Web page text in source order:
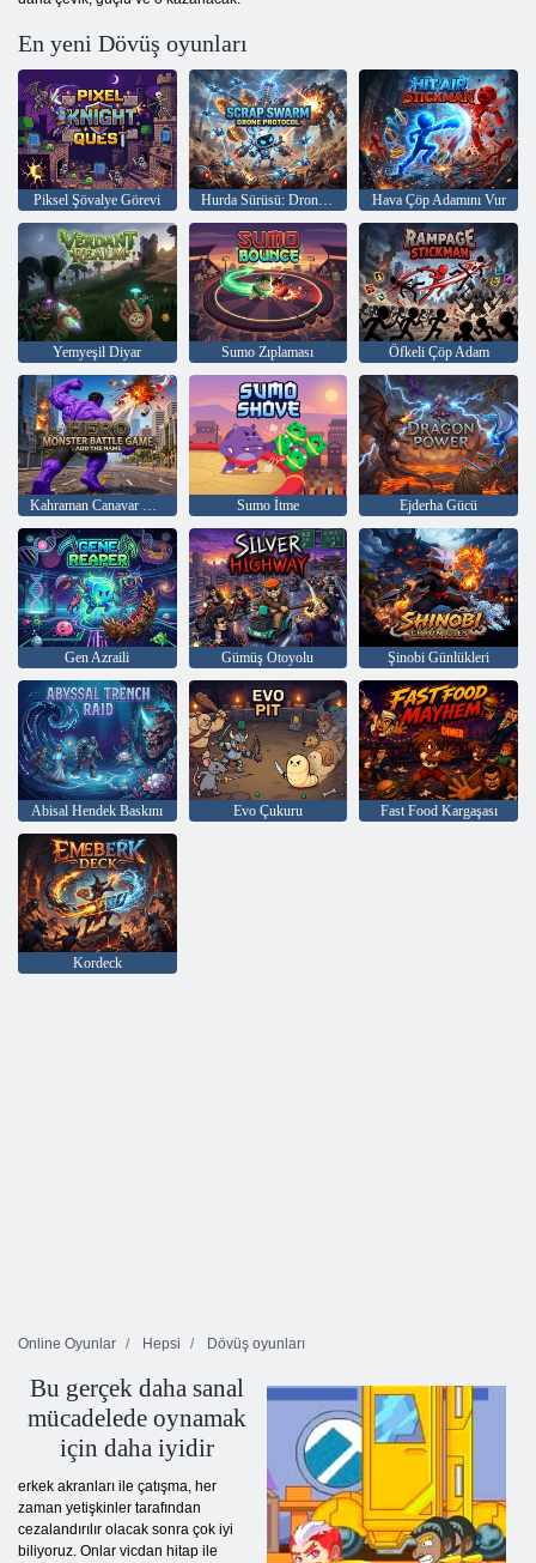
En yeni Dövüş oyunları
Piksel Şövalye Görevi Hurda Sürüsü: Drone Protokolü Hava Çöp Adamını Vur
Yemyeşil Diyar Sumo Zıplaması Öfkeli Çöp Adam
Sumo İtme Ejderha Gücü
Gen Azraili Gümüş Otoyolu Şinobi Günlükleri
Abisal Hendek Baskını Evo Çukuru Fast Food Kargaşası
Kordeck
Online Oyunlar Hepsi Dövüş oyunları
Bu gerçek daha sanal
mücadelede oynamak
için daha iyidir
erkek akranları ile çatışma, her
zaman yetişkinler tarafından
cezalandırılır olacak sonra çok iyi
biliyoruz. Onlar vicdan hitap ile